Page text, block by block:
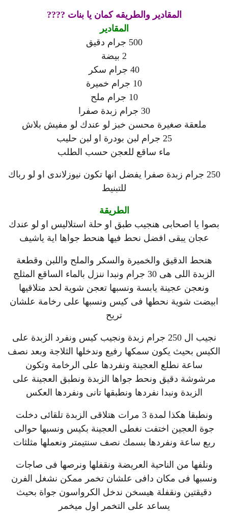
المقادير والطريقه كمان يا بنات ????
المقادير
500 جرام دقيق
2 بيضة
40 جرام سكر
10 جرام خميرة
10 جرام ملح
30 جرام زبدة صفرا
ملعقة صغيرة محسن خبز لو عندك لو مفيش بلاش
25 جرام لبن بودرة او لبن حليب
ماء ساقع للعجن حسب الطلب
250 جرام زبدة صفرا يفضل انها تكون نيوزلاندى او لو رباك
للتبنيط
الطريقة
بصوا يا اصحابى هنجيب طبق او حلة استلاليس او لو عندك
عجان يبقى افضل نحط فيها هنحط جواها اية ياشيف
هنحط الدقيق والخميرة والسكر والملح واللبن وقطعة
الزبدة اللى هى 30 جرام ونبدا ننزل بالماء الساقع المثلج
ونعجن عجينة يابسة ونسبها تعجن شوية لحد متلاقيها
ابيضت شوية نحطها فى كيس ونسبها على رخامة علشان
تريح
نجيب ال 250 جرام زبدة ونجيب كيس ونفرد الزبدة على
الكيس بحيث يكون سمكها رفيع وندخلها الثلاجة وبعد نصف
ساعة نطلع العجينة ونفردها على الرخامة وتكون
مرشوشة دقيق ونحط جواها الزبدة ونطبق العجينة على
الزبدة ونبدا نفردها ونطبقها تانى ونفردها العكس
ونطبقا هكذا لمدة 3 مرات هتلاقى الزبدة تلقائى دخلت
جوة العجين اختفت نغطى العجينة بكيس ونسبها حوالى
ربع ساعة ونفردها بسمك نصف سنتيمتر ونعملها مثلثات
ونلفها من الناحية العريضة ونقفلها ونرصها فى صاجات
ونسبها فى مكان دافى علشان تخمر ممكن نشغل الفرن
دقيقتين ونقفلة هيسخن ندخل الكرواسون جواة بحيث
يساعد على التخمر اول ميخمر